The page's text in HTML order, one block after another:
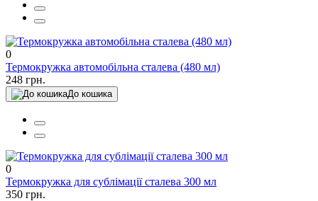
0
Термокружка автомобільна сталева (480 мл)
248 грн.
До кошика
0
Термокружка для сублімації сталева 300 мл
350 грн.